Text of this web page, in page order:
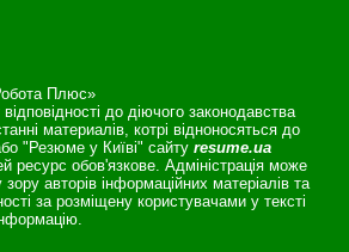
Плюс»
до діючого законодавства
материалів, котрі відноносяться до
"Резюме у Київі" сайту resume.ua
ресурс обов'язкове. Адміністрація може
авторів інформаційних матеріалів та
за розміщену користувачами у тексті